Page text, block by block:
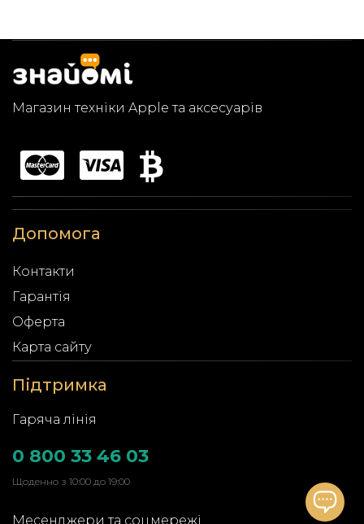
Магазин техніки Apple та аксесуарів
Допомога
Контакти
Гарантія
Оферта
Карта сайту
Підтримка
Гаряча лінія
0 800 33 46 03
Щоденно з 10:00 до 19:00
Месенджери та соцмережі